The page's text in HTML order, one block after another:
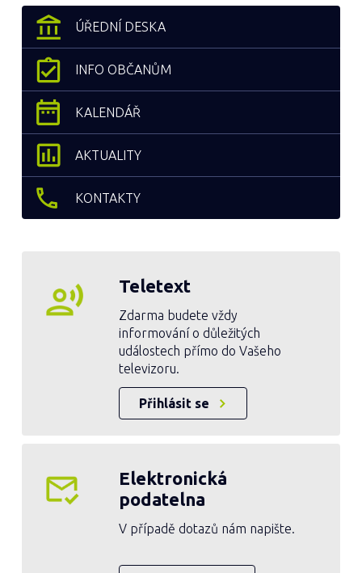
ÚŘEDNÍ DESKA
INFO OBČANŮM
KALENDÁŘ
AKTUALITY
KONTAKTY
Teletext
Zdarma budete vždy
informování o důležitých
událostech přímo do Vašeho
televizoru.
Přihlásit se
Elektronická
podatelna
V případě dotazů nám napište.